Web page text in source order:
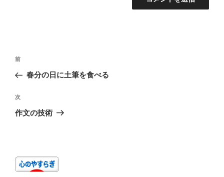
投
ナ
ビ
ゲ
ン
前
の
稿
前
春分の日に土筆を食べる
次
の
次
作文の技術